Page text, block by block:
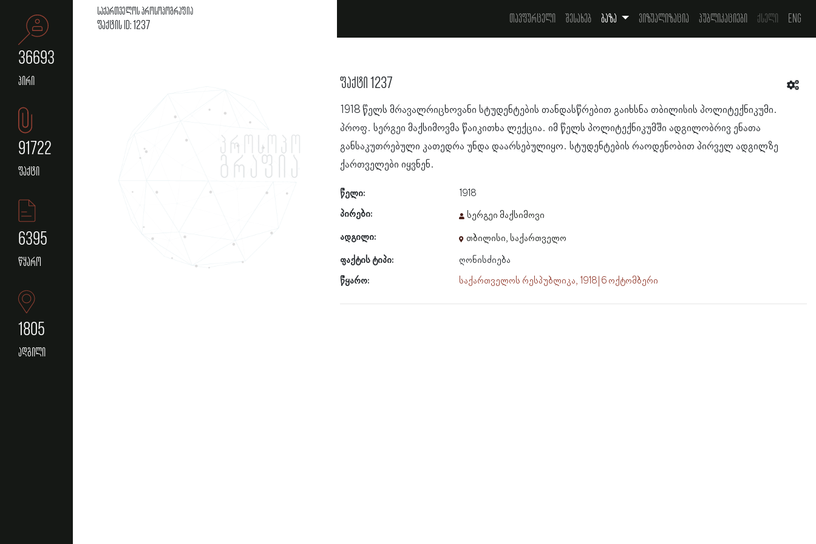
36693
პირი
91722
ფაქტი
6395
წყარო
1805
ადგილი
საქართველოს პროსოპოგრაფია
ფაქტის ID: 1237 თავფურცელი შესახებ ბაზა ვიზუალიზაცია პუბლიკაციები ქსელი Eng
ფაქტი 1237
1918 წელს მრავალრიცხოვანი სტუდენტების თანდასწრებით გაიხსნა თბილისის პოლიტექნიკუმი.
პროფ. სერგეი მაქსიმოვმა წაიკითხა ლექცია. იმ წელს პოლიტექნიკუმში ადგილობრივ ენათა
განსაკუთრებული კათედრა უნდა დაარსებულიყო. სტუდენტების რაოდენობით პირველ ადგილზე
ქართველები იყვნენ.
წელი:
1918
პირები:
სერგეი მაქსიმოვი
ადგილი:
თბილისი, საქართველო
ფაქტის ტიპი:
ღონისძიება
წყარო:
საქართველოს რესპუბლიკა, 1918 | 6 ოქტომბერი